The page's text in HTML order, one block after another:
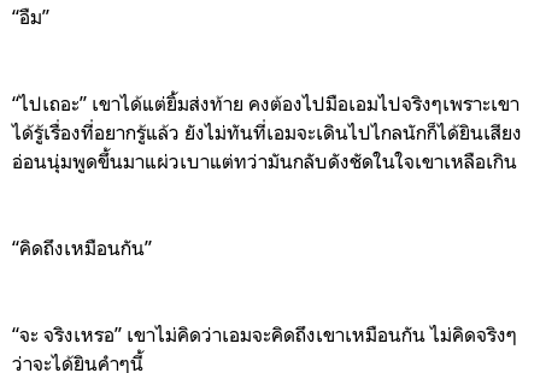
“อืม”
“ไปเถอะ” เขาได้แต่ยิ้มส่งท้าย คงต้องไปมือเอมไปจริงๆเพราะเขา
ได้รู้เรื่องที่อยากรู้แล้ว ยังไม่ทันที่เอมจะเดินไปไกลนักก็ได้ยินเสียง
อ่อนนุ่มพูดขึ้นมาแผ่วเบาแต่ทว่ามันกลับดังชัดในใจเขาเหลือเกิน
“คิดถึงเหมือนกัน”
“จะ จริงเหรอ” เขาไม่คิดว่าเอมจะคิดถึงเขาเหมือนกัน ไม่คิดจริงๆ
ว่าจะได้ยินคำๆนี้